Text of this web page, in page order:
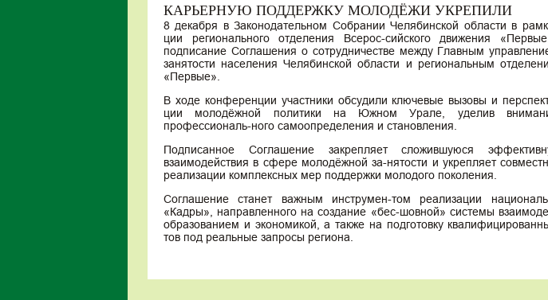
КАРЬЕРНУЮ ПОДДЕРЖКУ МОЛОДЁЖИ УКРЕПИЛИ
8 декабря в Законодательном Собрании Челябинской области в
ции регионального отделения Всерос-сийского движения
подписание Соглашения о сотрудничестве между Главным
занятости населения Челябинской области и региональным
«Первые».
В ходе конференции участники обсудили ключевые вызовы и
ции молодёжной политики на Южном Урале, уделив
профессиональ-ного самоопределения и становления.
Подписанное Соглашение закрепляет сложившуюся
взаимодействия в сфере молодёжной за-нятости и укрепляет
реализации комплексных мер поддержки молодого поколения.
Соглашение станет важным инструмен-том реализации
«Кадры», направленного на создание «бес-шовной» системы
образованием и экономикой, а также на подготовку
тов под реальные запросы региона.